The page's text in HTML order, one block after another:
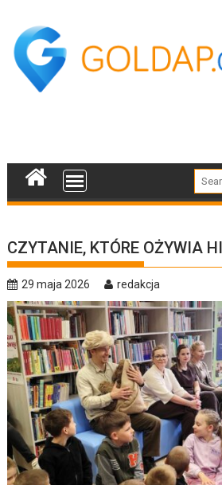
content
CZYTANIE, KTÓRE OŻYWIA
29 maja 2026 redakcja